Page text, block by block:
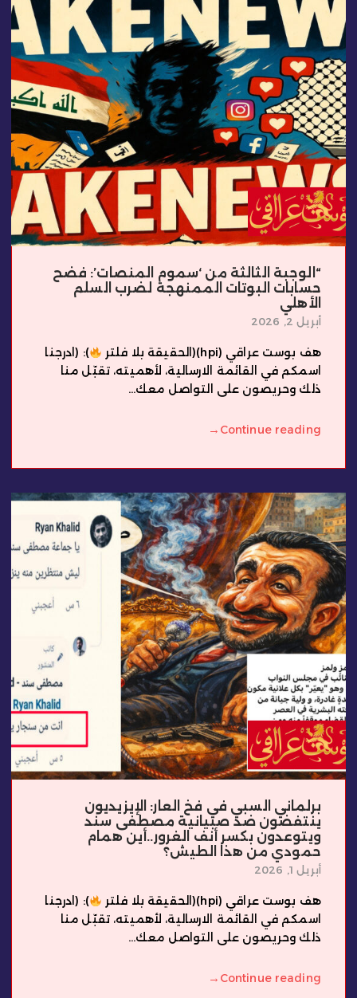
“الوجبة الثالثة من ‘سموم المنصات’: فضح
حسابات البوتات الممنهجة لضرب السلم
الأهلي
أبريل 2, 2026
هف بوست عراقي (hpi)(الحقيقة بلا فلتر
): (ادرجنا
اسمكم في القائمة الارسالية، لأهميته، تقبّل منا
ذلك وحريصون على التواصل معك...
Continue reading
→
برلماني السبي في فخ العار: الإيزيديون
ينتفضون ضد صبيانية مصطفى سند
ويتوعدون بكسر أنف الغرور..أين همام
حمودي من هذا الطيش؟
أبريل 1, 2026
هف بوست عراقي (hpi)(الحقيقة بلا فلتر
): (ادرجنا
اسمكم في القائمة الارسالية، لأهميته، تقبّل منا
ذلك وحريصون على التواصل معك...
Continue reading
→